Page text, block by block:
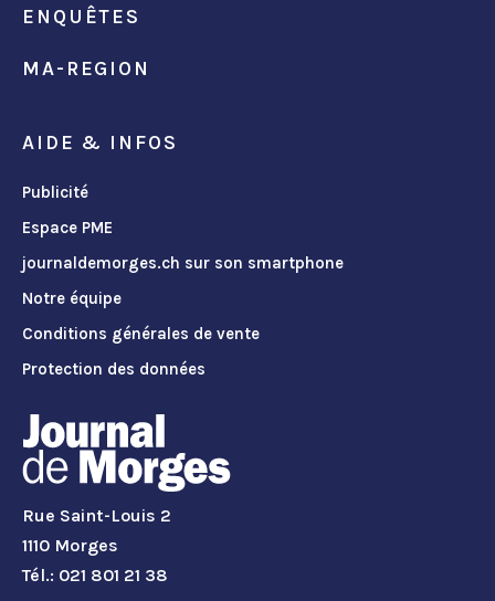
ENQUÊTES
MA-REGION
AIDE & INFOS
Publicité
Espace PME
journaldemorges.ch sur son smartphone
Notre équipe
Conditions générales de vente
Protection des données
Rue Saint-Louis 2
1110 Morges
Tél.: 021 801 21 38